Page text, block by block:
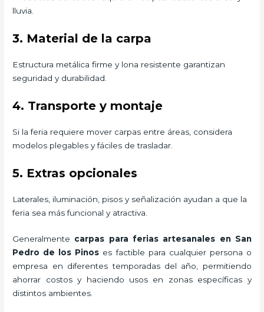
lluvia.
3. Material de la carpa
Estructura metálica firme y lona resistente garantizan
seguridad y durabilidad.
4. Transporte y montaje
Si la feria requiere mover carpas entre áreas, considera
modelos plegables y fáciles de trasladar.
5. Extras opcionales
Laterales, iluminación, pisos y señalización ayudan a que la
feria sea más funcional y atractiva.
Generalmente carpas para ferias artesanales en San
Pedro de los Pinos es factible para cualquier persona o
empresa en diferentes temporadas del año, permitiendo
ahorrar costos y haciendo usos en zonas específicas y
distintos ambientes.